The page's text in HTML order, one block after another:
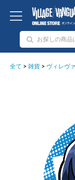
全て > 雑貨 > ヴィレヴ